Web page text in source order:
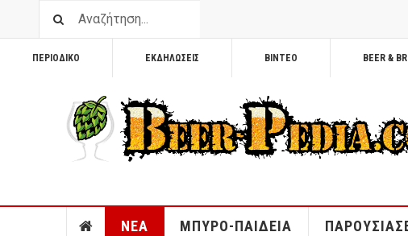
ΠΕΡΙΟΔΙΚΟ ΕΚΔΗΛΩΣΕΙΣ ΒΙΝΤΕΟ BEER &
ΝΕΑ ΜΠΥΡΟ-ΠΑΙΔΕΙΑ